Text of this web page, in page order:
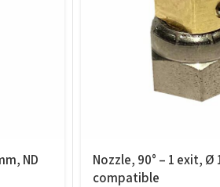
ND
Nozzle, 90° – 1 exit, Ø
compatible